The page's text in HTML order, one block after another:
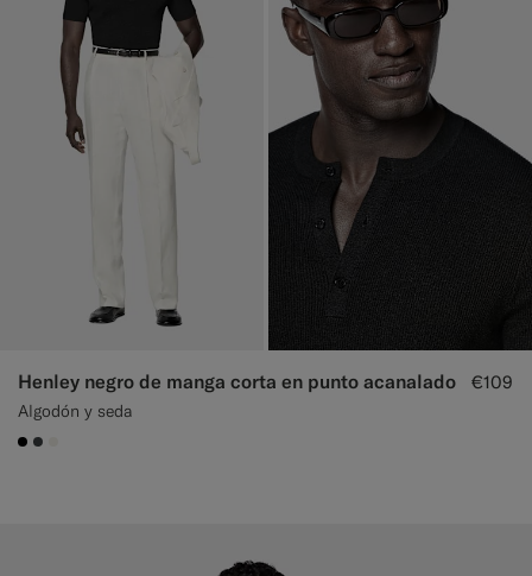
Henley negro de manga corta en punto acanalado
Algodón y seda
€109
#000000
#3d4043